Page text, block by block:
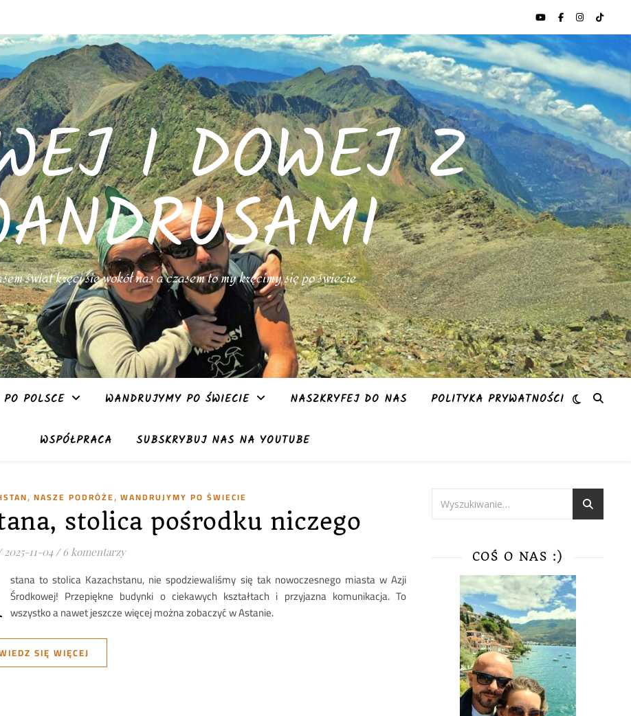
I DOWEJ Z
świat kręci się wokół nas a czasem to my kręcimy się po świecie
POLSCE WANDRUJYMY PO ŚWIECIE NASZKRYFEJ DO NAS POLITYKA PRYWATNOŚCI
WSPÓŁPRACA SUBSKRYBUJ NAS NA YOUTUBE
, NASZE PODRÓŻE, WANDRUJYMY PO ŚWIECIE
stolica pośrodku niczego
2025-11-04 / 6 komentarzy
stana to stolica Kazachstanu, nie spodziewaliśmy się tak nowoczesnego miasta w Azji
Środkowej! Przepiękne budynki o ciekawych kształtach i przyjazna komunikacja. To
wszystko a nawet jeszcze więcej można zobaczyć w Astanie.
SIĘ WIĘCEJ
COŚ O NAS :)